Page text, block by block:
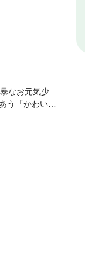
なお元気少
「かわいい